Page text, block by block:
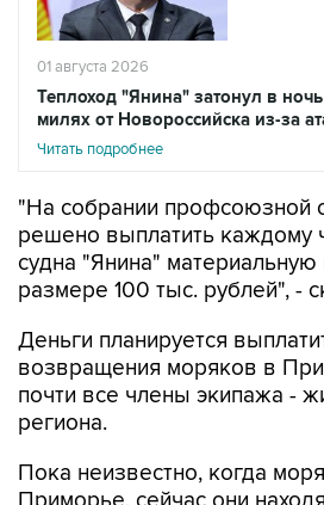
01 августа 2026
Теплоход "Янина" затонул в
милях от Новороссийска из-за
Читать подробнее
"На собрании профсоюзной
решено выплатить каждому
судна "Янина"
размере 100 тыс. рублей", -
Деньги планируется
возвращения моряков в
почти все члены экипажа -
региона.
Пока неизвестно, когда